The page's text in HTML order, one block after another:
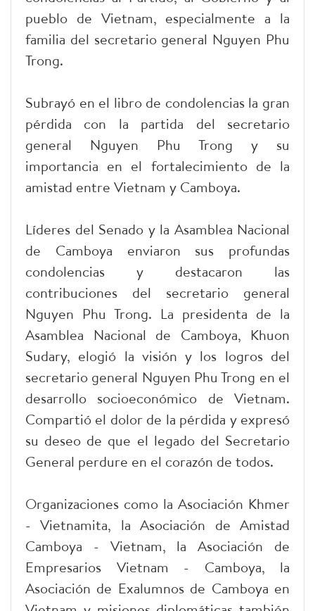
pueblo de Vietnam, especialmente a la
familia del secretario general Nguyen Phu
Trong.
Subrayó en el libro de condolencias la gran
pérdida con la partida del secretario
general Nguyen Phu Trong y su
importancia en el fortalecimiento de la
amistad entre Vietnam y Camboya.
Líderes del Senado y la Asamblea Nacional
de Camboya enviaron sus profundas
condolencias y destacaron las
contribuciones del secretario general
Nguyen Phu Trong. La presidenta de la
Asamblea Nacional de Camboya, Khuon
Sudary, elogió la visión y los logros del
secretario general Nguyen Phu Trong en el
desarrollo socioeconómico de Vietnam.
Compartió el dolor de la pérdida y expresó
su deseo de que el legado del Secretario
General perdure en el corazón de todos.
Organizaciones como la Asociación Khmer
- Vietnamita, la Asociación de Amistad
Camboya - Vietnam, la Asociación de
Empresarios Vietnam - Camboya, la
Asociación de Exalumnos de Camboya en